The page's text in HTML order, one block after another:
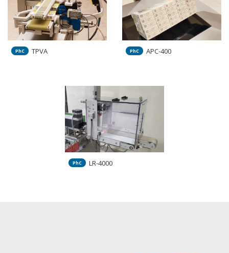
PhC TPVA PhC APC-400
PhC LR-4000